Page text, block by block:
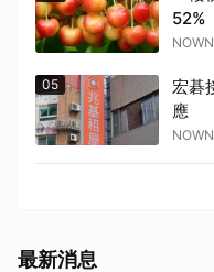
52%
05
宏碁
應
最新消息